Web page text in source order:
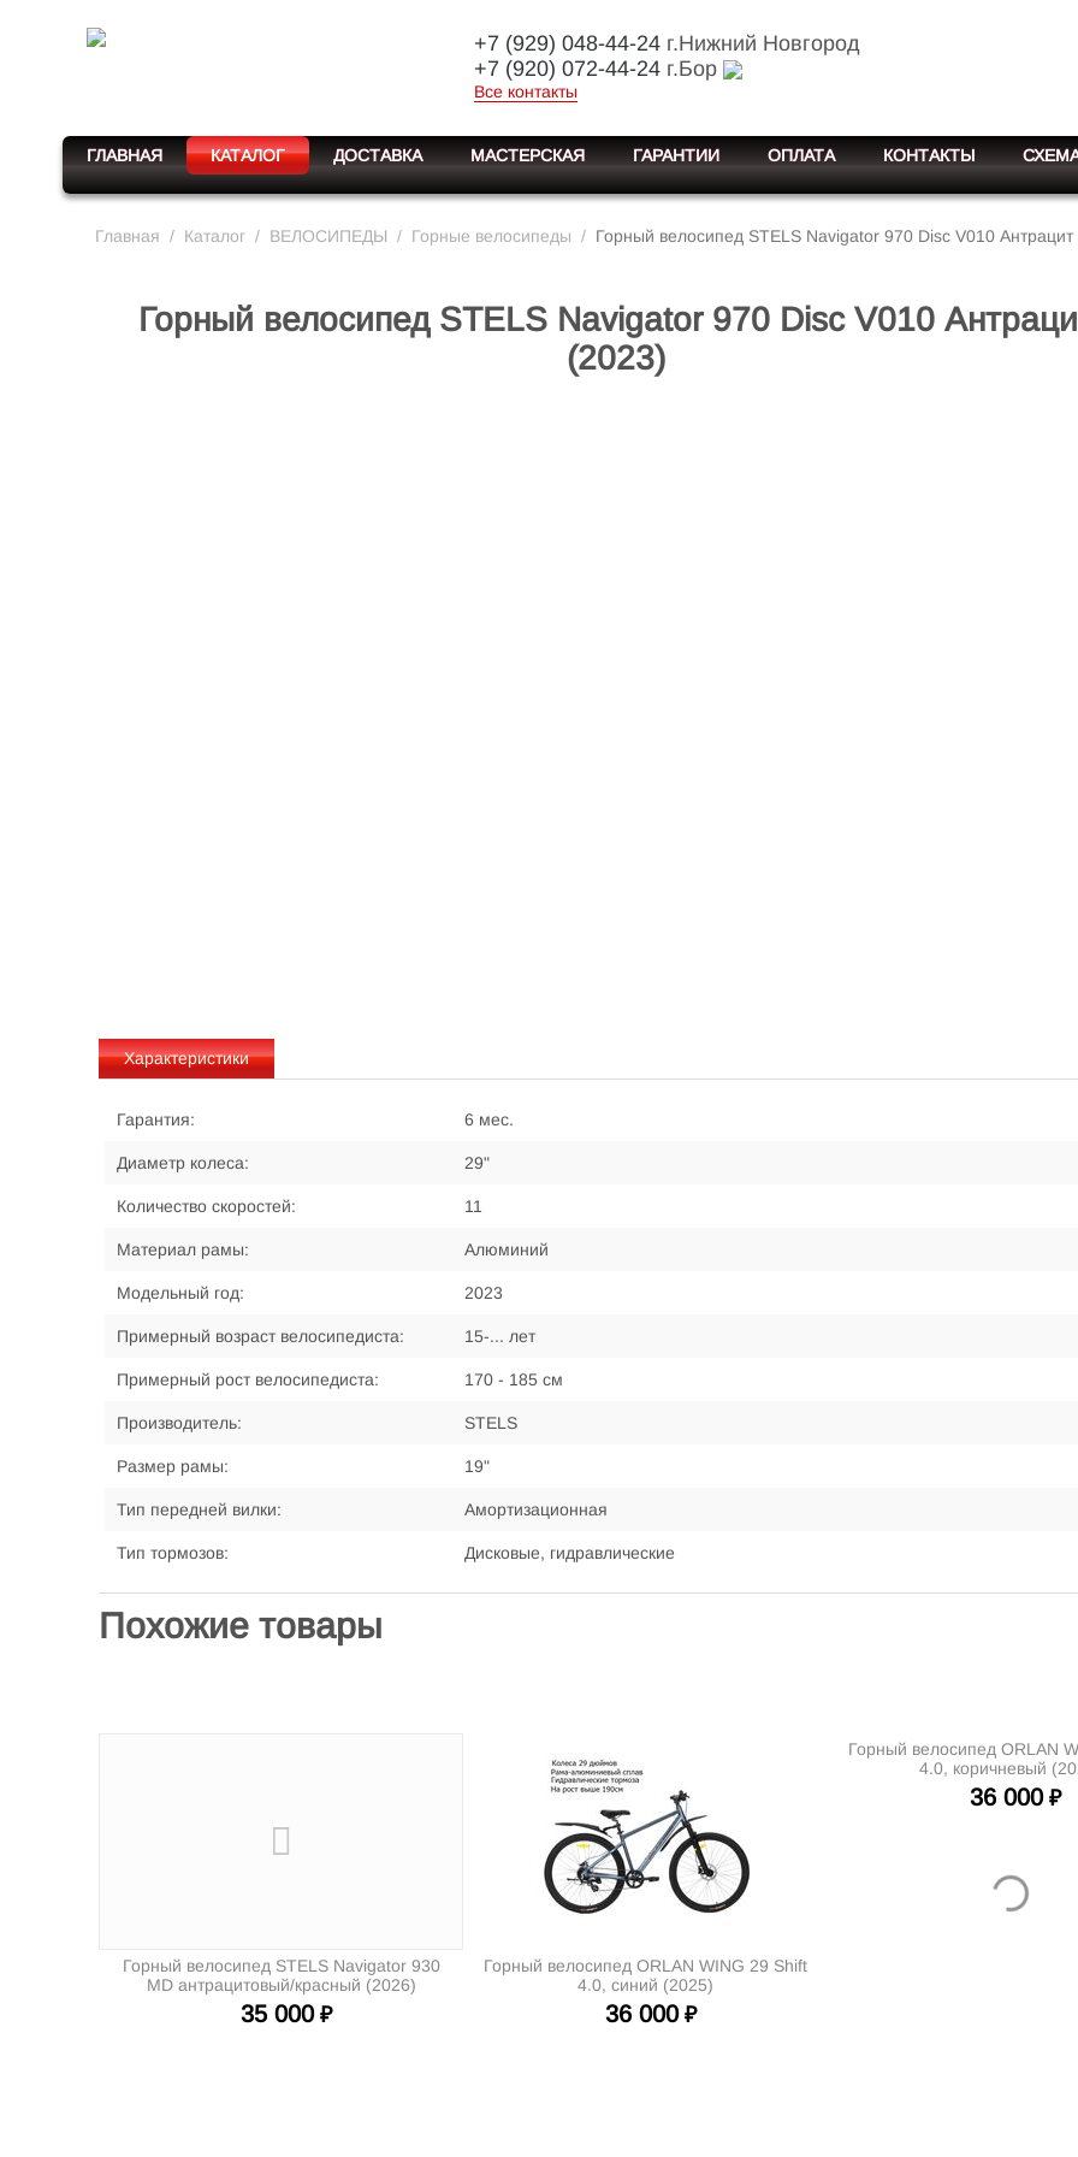
+7 (929) 048-44-24г.Нижний Новгород
+7 (920) 072-44-24г.Бор
Все контакты
ГЛАВНАЯ КАТАЛОГ ДОСТАВКА МАСТЕРСКАЯ ГАРАНТИИ ОПЛАТА КОНТАКТЫ
Главная / Каталог / ВЕЛОСИПЕДЫ / Горные велосипеды / Горный велосипед STELS Navigator 970 Disc V010 Антрацит
Горный велосипед STELS Navigator 970 Disc V010
(2023)
Характеристики
Гарантия: 6 мес.
Диаметр колеса: 29"
Количество скоростей: 11
Материал рамы: Алюминий
Модельный год: 2023
Примерный возраст велосипедиста: 15-... лет
Примерный рост велосипедиста: 170 - 185 см
Производитель: STELS
Размер рамы: 19"
Тип передней вилки: Амортизационная
Тип тормозов: Дисковые, гидравлические
Похожие товары
Горный велосипед STELS Navigator 930
MD антрацитовый/красный (2026)
35 000 ₽
Горный велосипед ORLAN WING 29 Shift
4.0, синий (2025)
36 000 ₽
Горный велосипед ORLAN
4.0, коричневый
36 000 ₽